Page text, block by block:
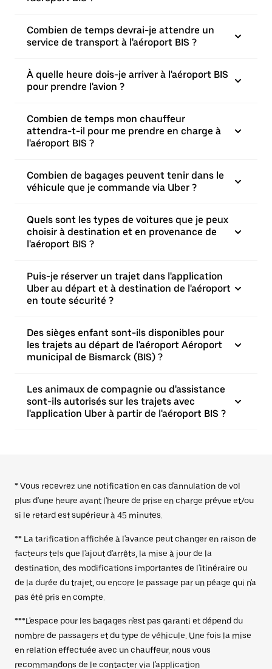
Combien de temps devrai-je attendre un
service de transport à l'aéroport BIS ?
À quelle heure dois-je arriver à l'aéroport BIS
pour prendre l'avion ?
Combien de temps mon chauffeur
attendra-t-il pour me prendre en charge à
l'aéroport BIS ?
Combien de bagages peuvent tenir dans le
véhicule que je commande via Uber ?
Quels sont les types de voitures que je peux
choisir à destination et en provenance de
l'aéroport BIS ?
Puis-je réserver un trajet dans l'application
Uber au départ et à destination de l'aéroport
en toute sécurité ?
Des sièges enfant sont-ils disponibles pour
les trajets au départ de l'aéroport Aéroport
municipal de Bismarck (BIS) ?
Les animaux de compagnie ou d'assistance
sont-ils autorisés sur les trajets avec
l'application Uber à partir de l'aéroport BIS ?
* Vous recevrez une notification en cas d'annulation de vol
plus d'une heure avant l'heure de prise en charge prévue et/ou
si le retard est supérieur à 45 minutes.
** La tarification affichée à l'avance peut changer en raison de
facteurs tels que l'ajout d'arrêts, la mise à jour de la
destination, des modifications importantes de l'itinéraire ou
de la durée du trajet, ou encore le passage par un péage qui n'a
pas été pris en compte.
***L'espace pour les bagages n'est pas garanti et dépend du
nombre de passagers et du type de véhicule. Une fois la mise
en relation effectuée avec un chauffeur, nous vous
recommandons de le contacter via l'application